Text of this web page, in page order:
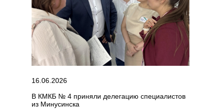
16.06.2026
В КМКБ № 4 приняли делегацию специалистов
из Минусинска